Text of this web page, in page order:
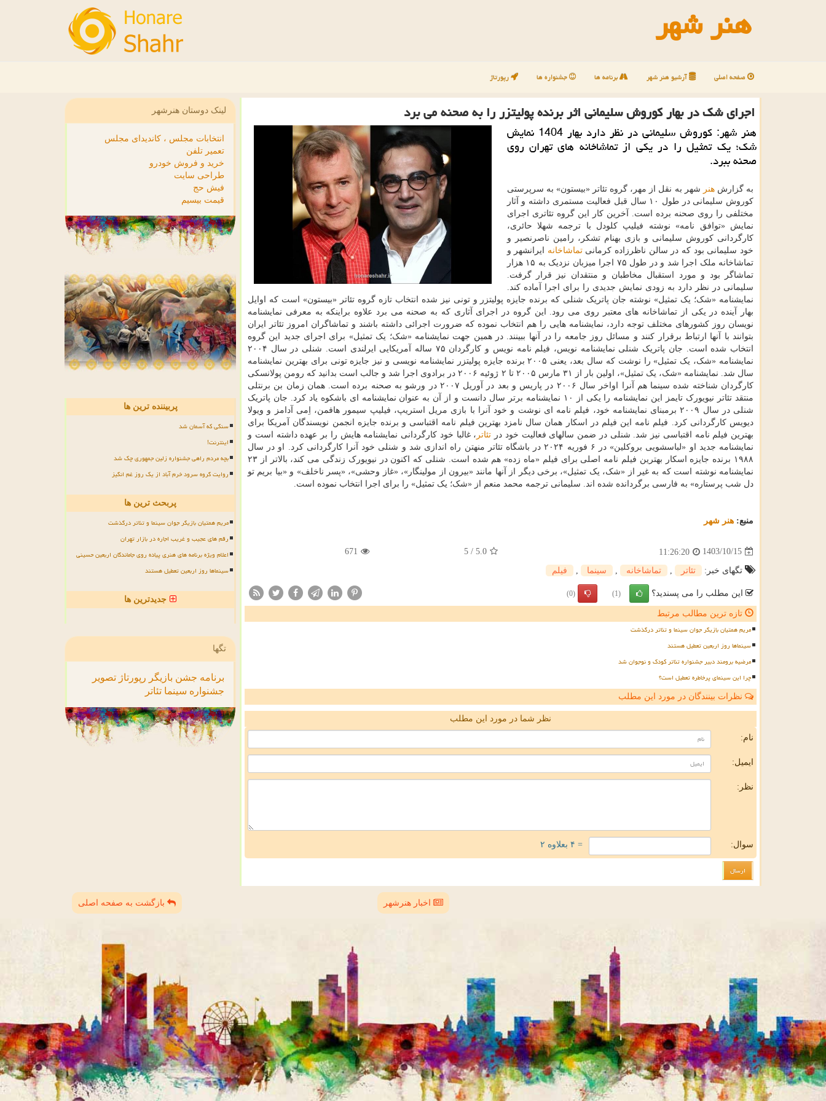
هنر شهر
صفحه اصلی آرشیو هنر شهر برنامه ها جشنواره ها رپورتاژ
اجرای شک در بهار کوروش سلیمانی اثر برنده پولیتزر را به صحنه می برد
هنر شهر: کوروش سلیمانی در نظر دارد بهار 1404 نمایش
شک؛ یک تمثیل را در یکی از تماشاخانه های تهران روی
صحنه ببرد.
به گزارشهنر شهر به نقل از مهر، گروه تئاتر «بیستون» به سرپرستی
کوروش سلیمانی در طول ۱۰ سال قبل فعالیت مستمری داشته و آثار
مختلفی را روی صحنه برده است. آخرین کار این گروه تئاتری اجرای
نمایش «توافق نامه» نوشته فیلیپ کلودل با ترجمه شهلا حائری،
کارگردانی کوروش سلیمانی و بازی بهنام تشکر، رامین ناصرنصیر و
خود سلیمانی بود که در سالن ناظرزاده کرمانیتماشاخانه ایرانشهر و
تماشاخانه ملک اجرا شد و در طول ۷۵ اجرا میزبان نزدیک به ۱۵ هزار
تماشاگر بود و مورد استقبال مخاطبان و منتقدان نیز قرار گرفت.
سلیمانی در نظر دارد به زودی نمایش جدیدی را برای اجرا آماده کند.
نمایشنامه «شک؛ یک تمثیل» نوشته جان پاتریک شنلی که برنده جایزه پولیتزر و تونی نیز شده انتخاب تازه گروه تئاتر «بیستون» است که اوایل
بهار آینده در یکی از تماشاخانه های معتبر روی می رود. این گروه در اجرای آثاری که به صحنه می برد علاوه براینکه به معرفی نمایشنامه
نویسان روز کشورهای مختلف توجه دارد، نمایشنامه هایی را هم انتخاب نموده که ضرورت اجرائی داشته باشند و تماشاگران امروز تئاتر ایران
بتوانند با آنها ارتباط برقرار کنند و مسائل روز جامعه را در آنها ببینند. در همین جهت نمایشنامه «شک؛ یک تمثیل» برای اجرای جدید این گروه
انتخاب شده است. جان پاتریک شنلی نمایشنامه نویس، فیلم نامه نویس و کارگردان ۷۵ ساله آمریکایی ایرلندی است. شنلی در سال ۲۰۰۴
نمایشنامه «شک، یک تمثیل» را نوشت که سال بعد، یعنی ۲۰۰۵ برنده جایزه پولیتزر نمایشنامه نویسی و نیز جایزه تونی برای بهترین نمایشنامه
سال شد. نمایشنامه «شک، یک تمثیل»، اولین بار از ۳۱ مارس ۲۰۰۵ تا ۲ ژوئیه ۲۰۰۶ در برادوی اجرا شد و جالب است بدانید که رومن پولانسکی
کارگردان شناخته شده سینما هم آنرا اواخر سال ۲۰۰۶ در پاریس و بعد در آوریل ۲۰۰۷ در ورشو به صحنه برده است. ‎همان زمان بن برنتلی
منتقد تئاتر نیویورک تایمز این نمایشنامه را یکی از ۱۰ نمایشنامه برتر سال دانست و از آن به عنوان نمایشنامه ای باشکوه یاد کرد. ‎جان پاتریک
شنلی در سال ۲۰۰۹ برمبنای نمایشنامه خود، فیلم نامه ای نوشت و خود آنرا با بازی مریل استریپ، فیلیپ سیمور هافمن، اِمی آدامز و ویولا
دیویس کارگردانی کرد. فیلم نامه این فیلم در اسکار همان سال نامزد بهترین فیلم نامه اقتباسی و برنده جایزه انجمن نویسندگان آمریکا برای
بهترین فیلم نامه اقتباسی نیز شد. شنلی در ضمن سالهای فعالیت خود در تئاتر ، غالبا خود کارگردانی نمایشنامه هایش را بر عهده داشته است و
نمایشنامه جدید او «لباسشویی بروکلین» در ۶ فوریه ۲۰۲۴ در باشگاه تئاتر منهتن راه اندازی شد و شنلی خود آنرا کارگردانی کرد. ‎او در سال
۱۹۸۸ برنده جایزه اسکار بهترین فیلم نامه اصلی برای فیلم «ماه زده» هم شده است. ‎شنلی که اکنون در نیویورک زندگی می کند، بالاتر از ۲۳
نمایشنامه نوشته است که به غیر از «شک، یک تمثیل»، برخی دیگر از آنها مانند «بیرون از مولینگار»، «غاز وحشی»، «پسر ناخلف» و «بیا بریم تو
دل شب پرستاره» به فارسی برگردانده شده اند. سلیمانی ترجمه محمد منعم از «شک؛ یک تمثیل» را برای اجرا انتخاب نموده است.
منبع: هنر شهر
1403/10/15
11:26:20
5.0
/
5
671
تگهای خبر: تئاتر تماشاخانه سینما فیلم
این مطلب را می پسندید؟ (1)
(0)
تازه ترین مطالب مرتبط
مریم همتیان بازیگر جوان سینما و تئاتر درگذشت
سینماها روز اربعین تعطیل هستند
مرضیه برومند دبیر جشنواره تئاتر کودک و نوجوان شد
چرا این سینمای پرخاطره تعطیل است؟
نظرات بینندگان در مورد این مطلب
نظر شما در مورد این مطلب
نام:
ایمیل:
نظر:
سوال: = ۴ بعلاوه ۲
لینک دوستان هنرشهر
انتخابات مجلس ، کاندیدای مجلس
تعمیر تلفن
خرید و فروش خودرو
طراحی سایت
فیش حج
قیمت بیسیم
پربیننده ترین ها
سنگی که آسمان شد
اینترنت!
بچه مردم راهی جشنواره زلین جمهوری چک شد
روایت گروه سرود خرم آباد از یک روز غم انگیز
پربحث ترین ها
مریم همتیان بازیگر جوان سینما و تئاتر درگذشت
رقم های عجیب و غریب اجاره در بازار تهران
اعلام ویژه برنامه های هنری پیاده روی جاماندگان اربعین حسینی
سینماها روز اربعین تعطیل هستند
جدیدترین ها
تگها
برنامه جشن بازیگر رپورتاژ تصویر
جشنواره سینما تئاتر
اخبار هنرشهر بازگشت به صفحه اصلی